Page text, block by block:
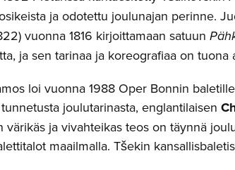
ja odotettu joulunajan perinne.
vuonna 1816 kirjoittamaan satuun
ja sen tarinaa ja koreografiaa on
loi vuonna 1988 Oper Bonnin
joulutarinasta, englantilaisen
värikäs ja vivahteikas teos on täynnä
maailmalla. Tšekin